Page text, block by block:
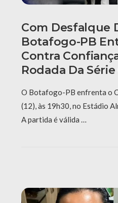
Com Desfalque
Botafogo-PB
Contra
Rodada Da Série
O Botafogo-PB enfrenta o
(12), às 19h30, no Estádio
A partida é válida …